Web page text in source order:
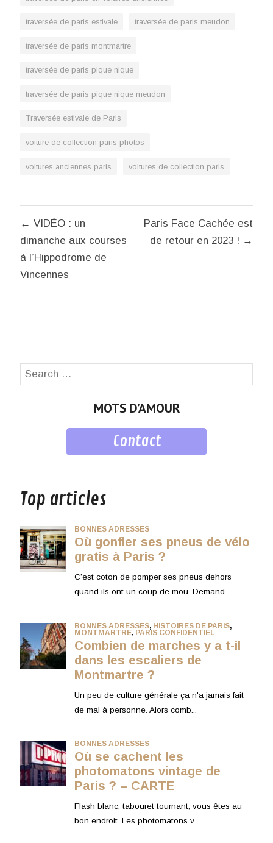
traversée de paris estivale traversée de paris meudon
traversée de paris montmartre
traversée de paris pique nique
traversée de paris pique nique meudon
Traversée estivale de Paris
voiture de collection paris photos
voitures anciennes paris voitures de collection paris
Navigation
de
l’article
← VIDÉO : un
dimanche aux courses
à l’Hippodrome de
Vincennes
Paris Face Cachée est
de retour en 2023 ! →
Search
MOTS D’AMOUR
Contact
Top articles